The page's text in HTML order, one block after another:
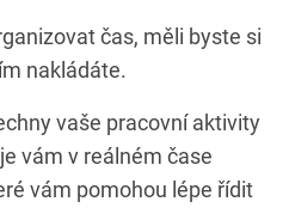
čas, měli byste si
nakládáte.
vaše pracovní aktivity
vám v reálném čase
vám pomohou lépe řídit